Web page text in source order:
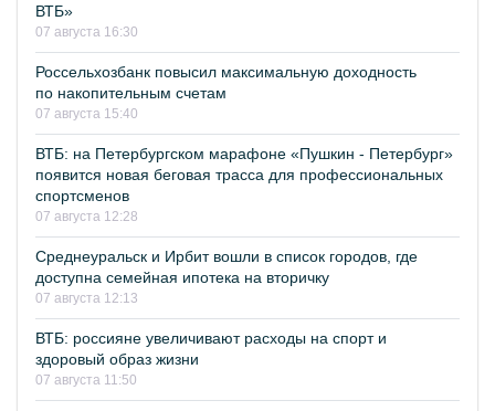
ВТБ»
07 августа 16:30
Россельхозбанк повысил максимальную доходность
по накопительным счетам
07 августа 15:40
ВТБ: на Петербургском марафоне «Пушкин - Петербург»
появится новая беговая трасса для профессиональных
спортсменов
07 августа 12:28
Среднеуральск и Ирбит вошли в список городов, где
доступна семейная ипотека на вторичку
07 августа 12:13
ВТБ: россияне увеличивают расходы на спорт и
здоровый образ жизни
07 августа 11:50